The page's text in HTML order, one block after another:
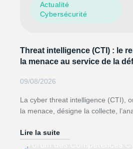
Actualité
Cybersécurité
Threat intelligence (CTI) : le
la menace au service de la
09/08/2026
La cyber threat intelligence (CTI),
la menace, désigne la collecte,
Lire la suite